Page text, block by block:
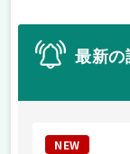
最新の
NEW